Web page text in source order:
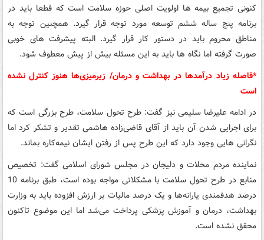
کنونی تجمیع بیمه ها اولویت اصلی حوزه سلامت است که قطعا باید در
برنامه پنج ساله ششم توسعه مورد توجه قرار گیرد. همچنین توجه به
مناطق محروم باید در دستور کار قرار گیرد. البته پیشرفت های خوبی
صورت گرفته اما نگاه ها باید به این مسئله بیش از پیش معطوف شود.
*فاصله زیاد درآمدها در بهداشت و درمان/ زیرمیزی‌ها هنوز کنترل نشده
است
در ادامه علیرضا سلیمی نیز گفت: طرح تحول سلامت، طرح بزرگی است که
برای اجرایی شدن آن باید از آقای قاضی‌زاده هاشمی تقدیر و تشکر کرد اما
نگرانی هایی وجود دارد که این طرح پس از رفتن ایشان نیمه‌کاره بماند.
نماینده مردم محلات و دلیجان در مجلس شورای اسلامی گفت: تخصیص
منابع در طرح تحول سلامت با مشکلاتی مواجه بوده است، طبق برنامه 10
درصد هدفمندی یارانه‌ها و یک درصد مالیات بر ارزش افزوده باید به وزارت
بهداشت، درمان و آموزش پزشکی پرداخت می‌شد اما این موضوع تاکنون
محقق نشده است.